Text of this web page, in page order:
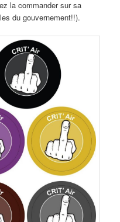
la commander sur sa
du gouvernement!!).